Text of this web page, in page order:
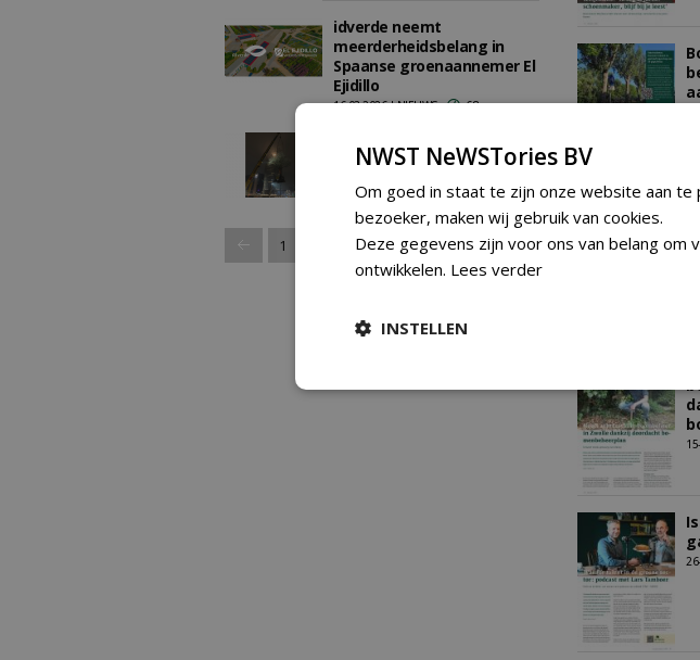
idverde neemt
meerderheidsbelang in
Spaanse groenaannemer El
Ejidillo
16-03-2026 | NIEUWS 68 sec
platanen in hartje
05-02-2026 | NIEUWS 52 sec
1 4 5 ... 8
NWST NeWSTories BV
Om goed in staat te zijn onze website aan
bezoeker, maken wij gebruik van cookies.
Deze gegevens zijn voor ons van belang
ontwikkelen. Lees verder
INSTELLEN